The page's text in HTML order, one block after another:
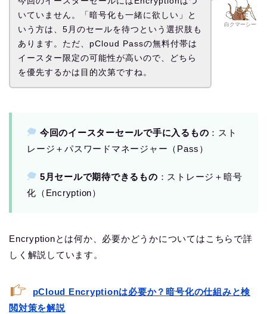
白クマーシー
いていません。「暗号化も一緒に欲しい」と
いう方は、5月のセールを待つという選択肢も
あります。ただ、pCloud Passの無料付帯は
イースター限定の可能性が高いので、どちら
を優先するかは目的次第ですね。
今回のイースターセールで手に入るもの ：スト
レージ＋パスワードマネージャー（Pass）
5月セールで期待できるもの ：ストレージ＋暗号
化（Encryption）
Encryptionとは何か、必要かどうかについてはこちらで詳
しく解説しています。
pCloud Encryptionは必要か？暗号化の仕組みと検
閲対策を解説